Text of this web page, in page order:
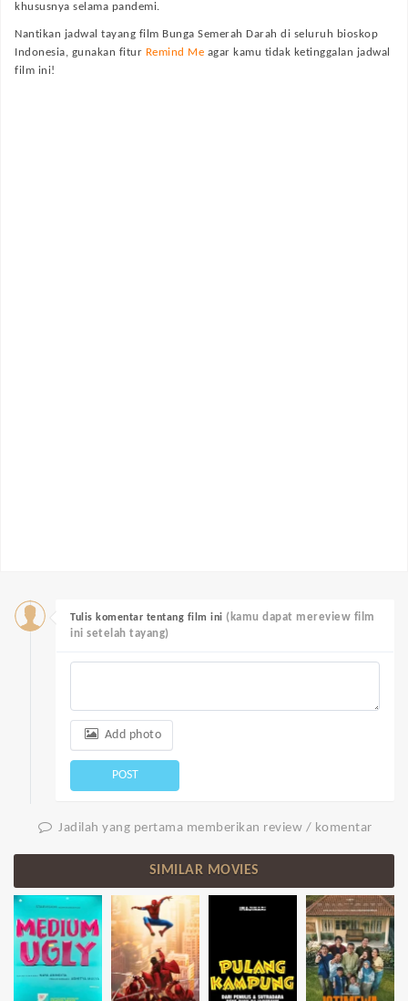
khususnya selama pandemi.
Nantikan jadwal tayang film Bunga Semerah Darah di seluruh bioskop
Indonesia, gunakan fitur Remind Me agar kamu tidak ketinggalan jadwal
film ini!
Tulis komentar tentang film ini (kamu dapat mereview film
ini setelah tayang)
Add photo
POST
Jadilah yang pertama memberikan review / komentar
SIMILAR MOVIES